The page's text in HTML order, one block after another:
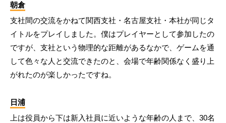
朝倉
支社間の交流をかねて関西支社・名古屋支社・本社が同じタ
イトルをプレイしました。僕はプレイヤーとして参加したの
ですが、支社という物理的な距離があるなかで、ゲームを通
して色々な人と交流できたのと、会場で年齢関係なく盛り上
がれたのが楽しかったですね。
日浦
上は役員から下は新入社員に近いような年齢の人まで、30名